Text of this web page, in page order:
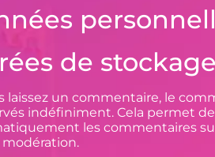
de
laissez un commentaire, le
indéfiniment. Cela permet
les commentaires